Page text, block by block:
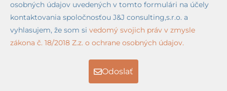
osobných údajov uvedených v tomto formulári na účely
kontaktovania spoločnosťou J&J consulting,s.r.o. a
vyhlasujem, že som si vedomý svojich práv v zmysle
zákona č. 18/2018 Z.z. o ochrane osobných údajov.
Odoslať